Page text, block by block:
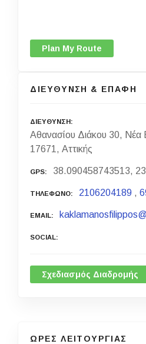
Plan My Route
ΔΙΕΥΘΥΝΣΗ & ΕΠΑΦΗ
ΔΙΕΥΘΥΝΣΗ
Αθανασίου Διάκου 30, Νέα
17671, Αττικής
GPS 38.090458743513,
ΤΗΛΕΦΩΝΟ 2106204189 ,
EMAIL
SOCIAL
Σχεδιασμός Διαδρομής
ΩΡΕΣ ΛΕΙΤΟΥΡΓΙΑΣ